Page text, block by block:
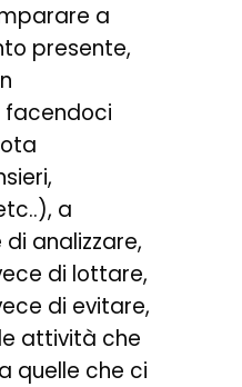
a
presente,
facendoci
a
analizzare,
di lottare,
di evitare,
attività che
quelle che ci